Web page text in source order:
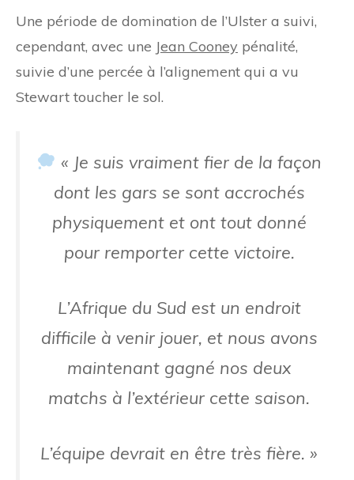
Une période de domination de l’Ulster a suivi,
cependant, avec une Jean Cooney pénalité,
suivie d’une percée à l’alignement qui a vu
Stewart toucher le sol.
« Je suis vraiment fier de la façon
dont les gars se sont accrochés
physiquement et ont tout donné
pour remporter cette victoire.
L’Afrique du Sud est un endroit
difficile à venir jouer, et nous avons
maintenant gagné nos deux
matchs à l’extérieur cette saison.
L’équipe devrait en être très fière. »